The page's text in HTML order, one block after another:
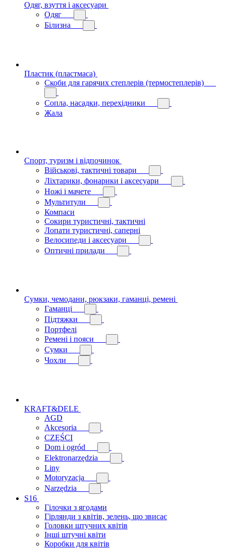
Одяг, взуття і аксесуари
Одяг
Білизна
Пластик (пластмаса)
Скоби для гарячих степлерів (термостеплерів)
Сопла, насадки, перехідники
Жала
Спорт, туризм і відпочинок
Військові, тактичні товари
Ліхтарики, фонарики і аксесуари
Ножі і мачете
Мультитули
Компаси
Сокири туристичні, тактичні
Лопати туристичні, саперні
Велосипеди і аксесуари
Оптичні прилади
Сумки, чемодани, рюкзаки, гаманці, ремені
Гаманці
Підтяжки
Портфелі
Ремені і пояси
Сумки
Чохли
KRAFT&DELE
AGD
Akcesoria
CZĘŚCI
Dom i ogród
Elektronarzędzia
Liny
Motoryzacja
Narzędzia
S16
Гілочки з ягодами
Гірлянди з квітів, зелень, що звисає
Головки штучних квітів
Інші штучні квіти
Коробки для квітів